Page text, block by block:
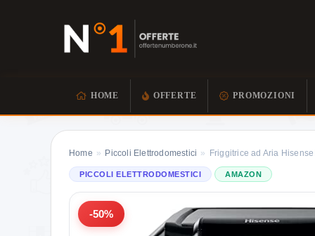
HOME OFFERTE PROMOZIONI
Home » Piccoli Elettrodomestici » Friggitrice ad Aria
PICCOLI ELETTRODOMESTICI AMAZON
-50%